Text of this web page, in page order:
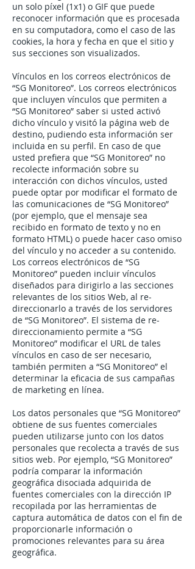
un solo píxel (1x1) o GIF que puede
reconocer información que es procesada
en su computadora, como el caso de las
cookies, la hora y fecha en que el sitio y
sus secciones son visualizados.
Vínculos en los correos electrónicos de
“SG Monitoreo”. Los correos electrónicos
que incluyen vínculos que permiten a
“SG Monitoreo” saber si usted activó
dicho vínculo y visitó la página web de
destino, pudiendo esta información ser
incluida en su perfil. En caso de que
usted prefiera que “SG Monitoreo” no
recolecte información sobre su
interacción con dichos vínculos, usted
puede optar por modificar el formato de
las comunicaciones de “SG Monitoreo”
(por ejemplo, que el mensaje sea
recibido en formato de texto y no en
formato HTML) o puede hacer caso omiso
del vínculo y no acceder a su contenido.
Los correos electrónicos de “SG
Monitoreo” pueden incluir vínculos
diseñados para dirigirlo a las secciones
relevantes de los sitios Web, al re-
direccionarlo a través de los servidores
de “SG Monitoreo”. El sistema de re-
direccionamiento permite a “SG
Monitoreo” modificar el URL de tales
vínculos en caso de ser necesario,
también permiten a “SG Monitoreo” el
determinar la eficacia de sus campañas
de marketing en línea.
Los datos personales que “SG Monitoreo”
obtiene de sus fuentes comerciales
pueden utilizarse junto con los datos
personales que recolecta a través de sus
sitios web. Por ejemplo, “SG Monitoreo”
podría comparar la información
geográfica disociada adquirida de
fuentes comerciales con la dirección IP
recopilada por las herramientas de
captura automática de datos con el fin de
proporcionarle información o
promociones relevantes para su área
geográfica.